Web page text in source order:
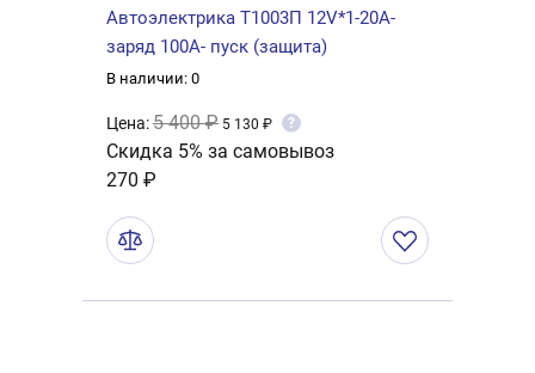
Автоэлектрика Т1003П 12V*1-20А-
заряд 100А- пуск (защита)
В наличии: 0
Цена:5 400 ₽ 5 130 ₽ ?
Скидка 5% за самовывоз
270 ₽